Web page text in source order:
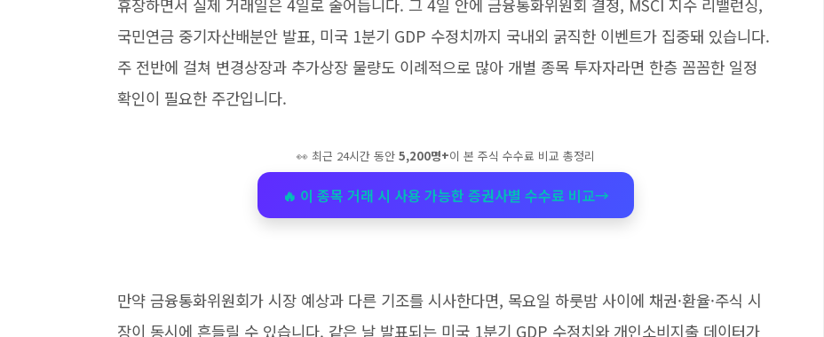
휴장하면서 실제 거래일은 4일로 줄어듭니다. 그 4일 안에 금융통화위원회 결정, MSCI 지수 리밸런싱,
국민연금 중기자산배분안 발표, 미국 1분기 GDP 수정치까지 국내외 굵직한 이벤트가 집중돼 있습니다.
주 전반에 걸쳐 변경상장과 추가상장 물량도 이례적으로 많아 개별 종목 투자자라면 한층 꼼꼼한 일정
확인이 필요한 주간입니다.
👀 최근 24시간 동안 5,200명+이 본 주식 수수료 비교 총정리
🔥 이 종목 거래 시 사용 가능한 증권사별 수수료 비교→
만약 금융통화위원회가 시장 예상과 다른 기조를 시사한다면, 목요일 하룻밤 사이에 채권·환율·주식 시
장이 동시에 흔들릴 수 있습니다. 같은 날 발표되는 미국 1분기 GDP 수정치와 개인소비지출 데이터가